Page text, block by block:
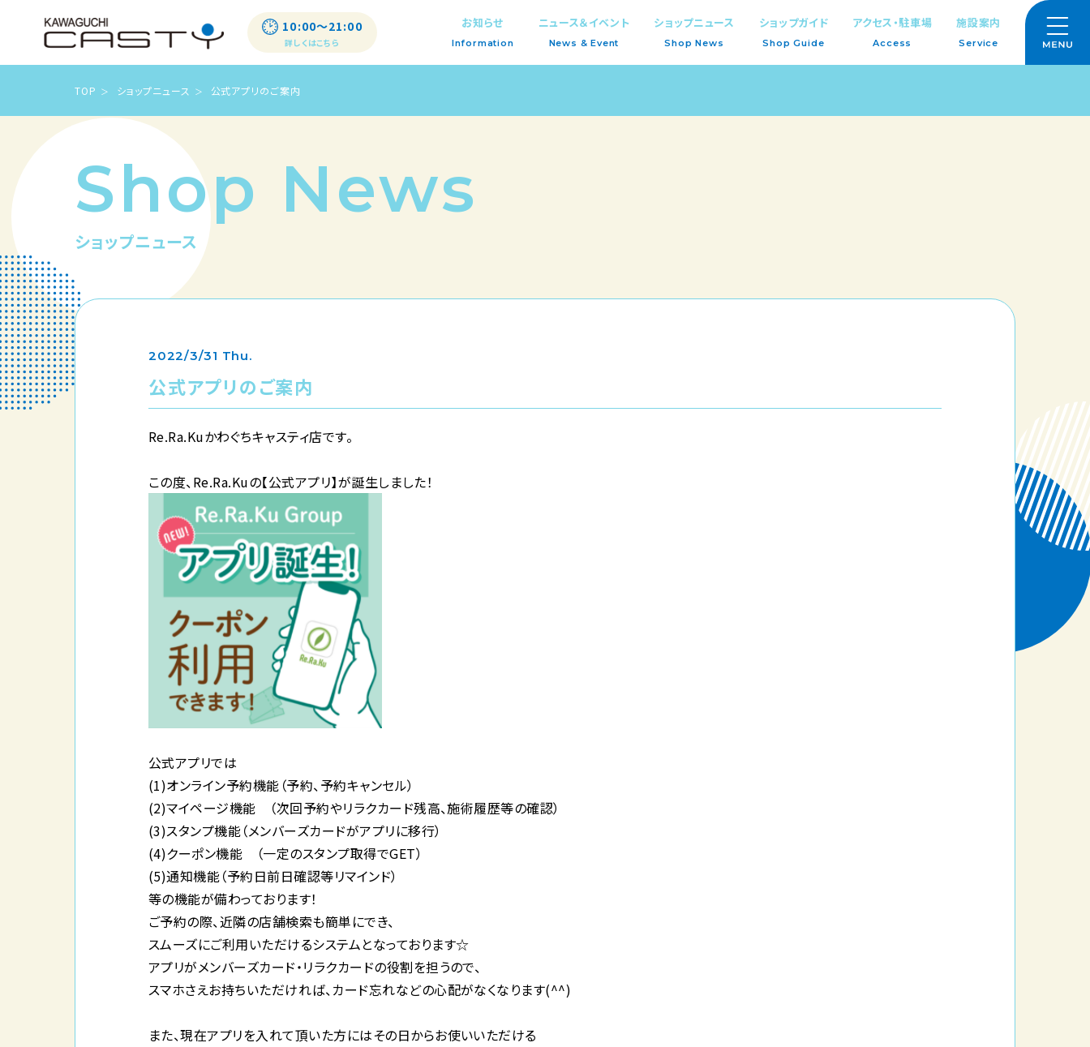
10:00〜21:00
詳しくはこちら
お知らせ
Information
ニュース＆イベント
News & Event
ショップニュース
Shop News
ショップガイド
Shop Guide
アクセス・駐車場
Access
施設案内
Service
TOP ショップニュース 公式アプリのご案内
Shop News
ショップニュース
2022/3/31 Thu.
公式アプリのご案内
Re.Ra.Kuかわぐちキャスティ店です。
この度、Re.Ra.Kuの【公式アプリ】が誕生しました！
公式アプリでは
(1)オンライン予約機能（予約、予約キャンセル）
(2)マイページ機能 （次回予約やリラクカード残高、施術履歴等の確認）
(3)スタンプ機能（メンバーズカードがアプリに移行）
(4)クーポン機能 （一定のスタンプ取得でGET）
(5)通知機能（予約日前日確認等リマインド）
等の機能が備わっております！
ご予約の際、近隣の店舗検索も簡単にでき、
スムーズにご利用いただけるシステムとなっております☆
アプリがメンバーズカード・リラクカードの役割を担うので、
スマホさえお持ちいただければ、カード忘れなどの心配がなくなります(^^)
また、現在アプリを入れて頂いた方にはその日からお使いいただける